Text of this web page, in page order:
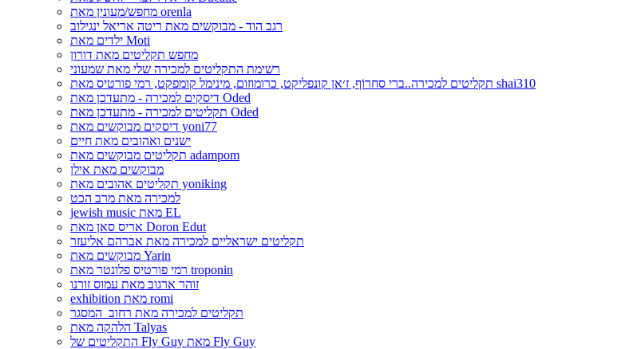
מחפש/מעונין מאת orenla
רגב הוד - מבוקשים מאת ריטה אריאל ינגילוב
ילדים מאת Moti
מחפש תקליטים מאת דורון
רשימת התקליטים למכירה שלי מאת שמעוני
תקליטים למכירה..ברי סחרוֹף, ז׳אן קונפליקט, כרומוזום, מינימל קומפקט, רמי פורטיס מאת shai310
דיסקים למכירה - מתעדכן מאת Oded
תקליטים למכירה - מתעדכן מאת Oded
דיסקים מבוקשים מאת yoni77
ישנים ואהובים מאת חיים
תקליטים מבוקשים מאת adampom
מבוקשים מאת אילן
תקליטים אהובים מאת yoniking
למכירה מאת מרב הכט
jewish music מאת EL
אריס סאן מאת Doron Edut
תקליטים ישראליים למכירה מאת אברהם אליעזר
מבוקשים מאת Yarin
רמי פורטיס פלונטר מאת troponin
זוהר ארגוב מאת עמוס זורנו
exhibition מאת romi
תקליטים למכירה מאת רחוב_המסגר
הלהקה מאת Talyas
התקליטים של Fly Guy מאת Fly Guy